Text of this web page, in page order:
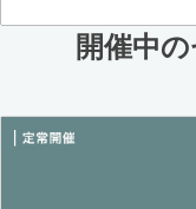
開催中